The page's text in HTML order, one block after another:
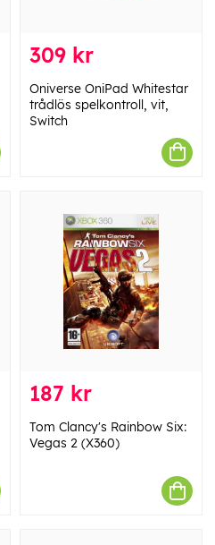
309 kr
Oniverse OniPad Whitestar
trådlös spelkontroll, vit,
Switch
187 kr
Tom Clancy's Rainbow Six:
Vegas 2 (X360)